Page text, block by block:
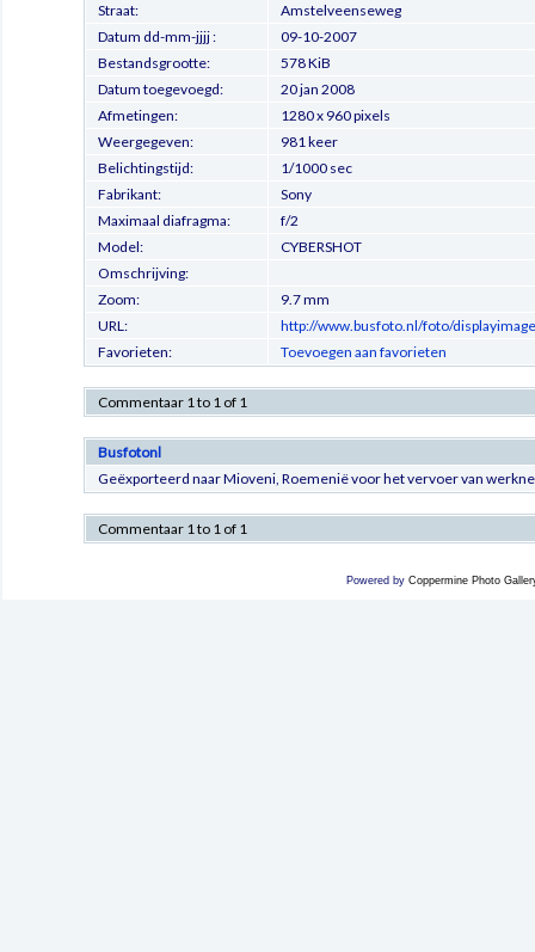
Straat:
Amstelveenseweg
Datum dd-mm-jjjj :
09-10-2007
Bestandsgrootte:
578 KiB
Datum toegevoegd:
20 jan 2008
Afmetingen:
1280 x 960 pixels
Weergegeven:
981 keer
Belichtingstijd:
1/1000 sec
Fabrikant:
Sony
Maximaal diafragma:
f/2
Model:
CYBERSHOT
Omschrijving:
Zoom:
9.7 mm
URL:
http://www.busfoto.nl/foto/
Favorieten:
Toevoegen aan favorieten
Commentaar 1 to 1 of 1
Busfotonl
Geëxporteerd naar Mioveni, Roemenië voor het vervoer van
Commentaar 1 to 1 of 1
Powered by Coppermine Photo